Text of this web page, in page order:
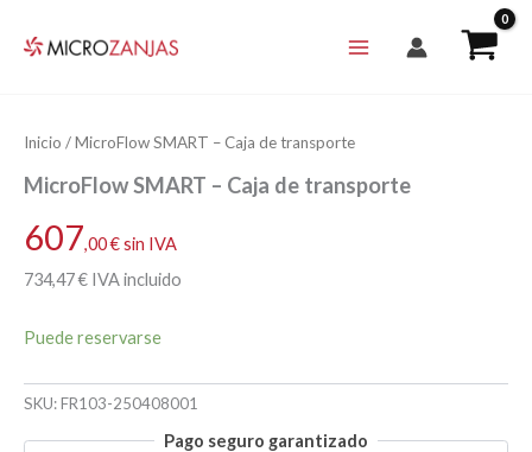
Inicio / MicroFlow SMART – Caja de transporte
MicroFlow SMART – Caja de transporte
607,00€sin IVA
734,47€ IVA incluido
Puede reservarse
SKU:FR103-250408001
Pago seguro garantizado